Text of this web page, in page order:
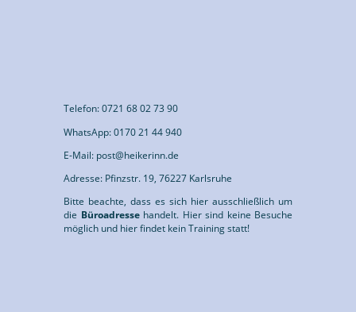
Telefon: 0721 68 02 73 90
WhatsApp: 0170 21 44 940
E-Mail: post@heikerinn.de
Adresse: Pfinzstr. 19, 76227 Karlsruhe
Bitte beachte, dass es sich hier ausschließlich um
die Büroadressehandelt. Hier sind keine Besuche
möglich und hier findet kein Training statt!